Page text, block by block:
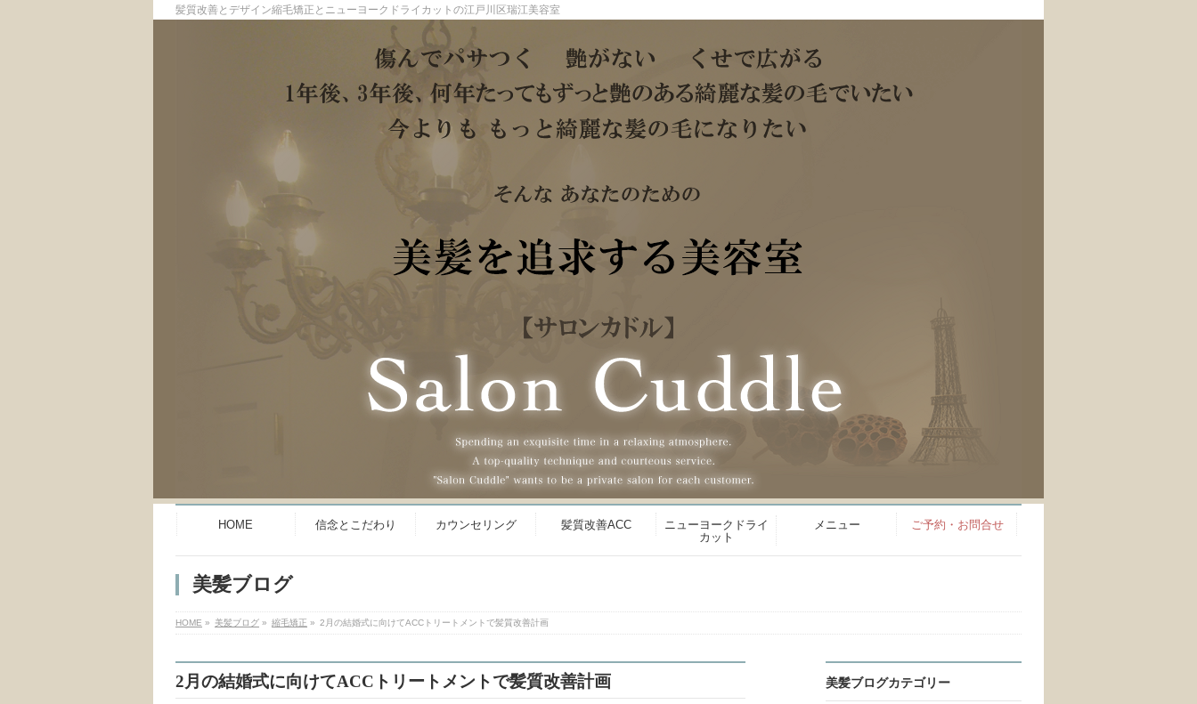
髪質改善とデザイン縮毛矯正とニューヨークドライカットの江戸川区瑞江美容室
HOME 信念とこだわり カウンセリング 髪質改善ACC
ニューヨークドライ
カット
メニュー ご予約・お問合せ
美髪ブログ
HOME » 美髪ブログ » 縮毛矯正 » 2月の結婚式に向けてACCトリートメントで髪質改善計画
2月の結婚式に向けてACCトリートメントで髪質改善計画 美髪ブログカテゴリー